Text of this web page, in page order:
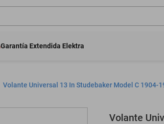
Garantía Extendida Elektra
Volante Universal 13 In Studebaker Model C 1904-
Volante